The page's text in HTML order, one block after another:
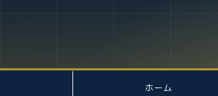
ホーム